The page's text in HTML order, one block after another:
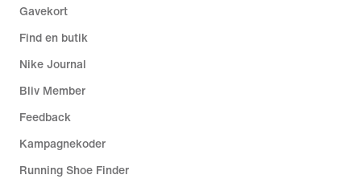
Gavekort
Find en butik
Nike Journal
Bliv Member
Feedback
Kampagnekoder
Running Shoe Finder